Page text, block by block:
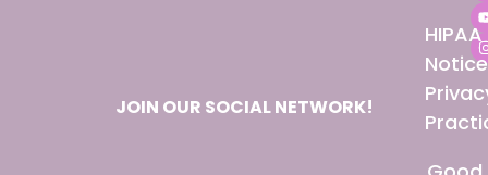
JOIN OUR SOCIAL NETWORK!
HIPAA